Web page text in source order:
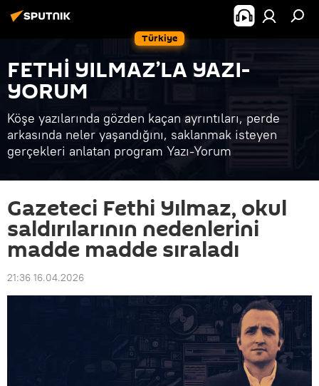
Türkiye
FETHİ YILMAZ’LA YAZI-
YORUM
Köşe yazılarında gözden kaçan ayrıntıları, perde
arkasında neler yaşandığını, saklanmak isteyen
gerçekleri anlatan program Yazı-Yorum
Gazeteci Fethi Yılmaz, okul
saldırılarının nedenlerini
madde madde sıraladı
21:36 16.04.2026